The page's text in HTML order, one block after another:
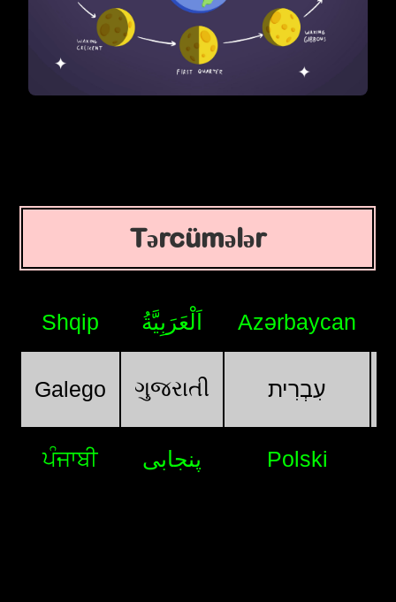
Tərcümələr
Shqip اَلْعَرَبِيَّةُ Azərbaycan
Galego ગુજરાતી עִבְרִית
ਪੰਜਾਬੀ پنجابی Polski